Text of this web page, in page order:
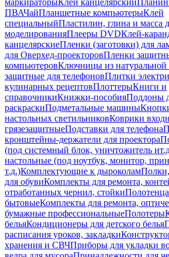
маркираторыКлей канцелярский
ПВАЧайПланшетные компьютерыКлей
специальныйПластилин, глина и масса
моделированияПлееры DVDКлей-
канцелярскиеПленки (заготовки) для
для Оверхед-проекторовПленки
компьютеровКлючницы из натуральной
защитные для телефоновПлитки
кулинарных рецептовПлоттерыКниги и
справочникиКнижки-пособияПоддоны
раскраскиПодметальные машины
настольных светильниковКоврики
грязезащитныеПодставки для телефона
кронштейны-держатели для проектора
(под системный блок, уничтожитель
настольные (под ноутбук, монитор,
т.д.)Комплектующие к дыроколам
для обувиКомплекты для ремонта,
отработанных чернил, стойки
бытовыеКомплекты для ремонта,
бумажные профессиональныеПолотеры
бельяКондиционеры для детского белья
расписания уроков, закладки
хранения и СВЧПриборы для укладки